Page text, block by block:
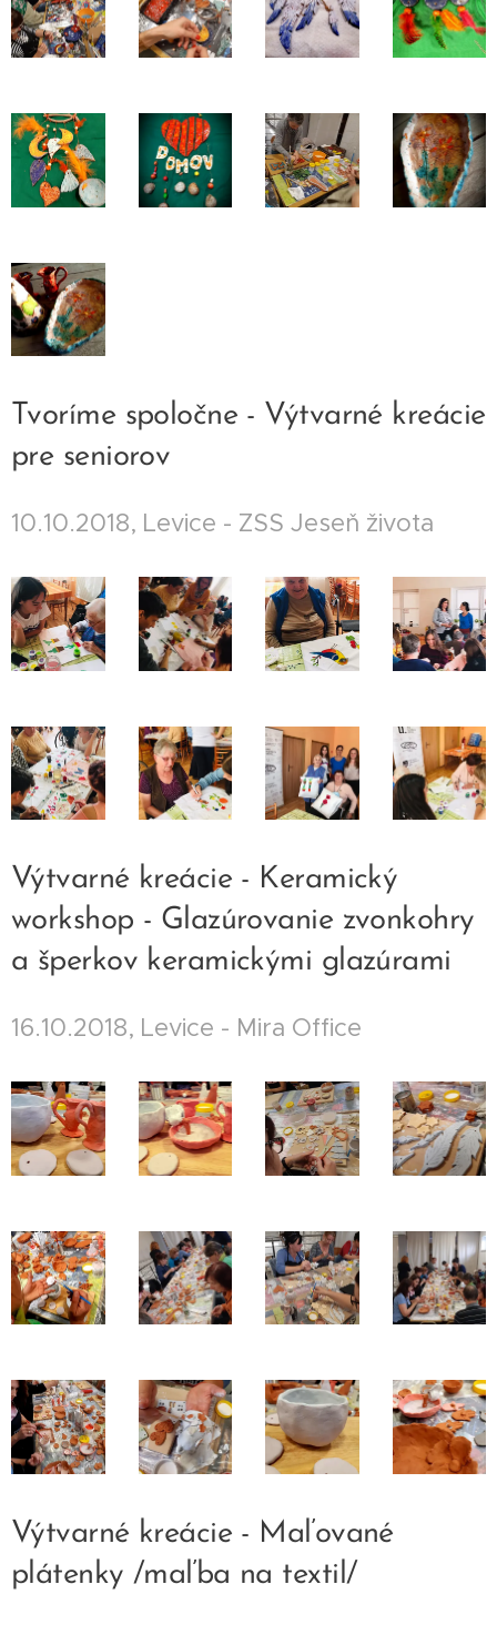
Tvoríme spoločne - Výtvarné kreácie
pre seniorov
10.10.2018, Levice - ZSS Jeseň života
Výtvarné kreácie - Keramický
workshop - Glazúrovanie zvonkohry
a šperkov keramickými glazúrami
16.10.2018, Levice - Mira Office
Výtvarné kreácie - Maľované
plátenky /maľba na textil/